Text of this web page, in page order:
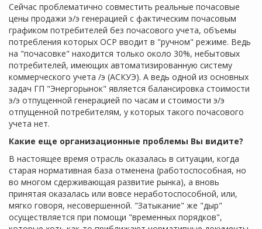
Сейчас проблематично совместить реальные почасовые
цены продажи э/э генерацией с фактическим почасовым
графиком потребителей без почасового учета, объемы
потребления которых ОСР вводит в "ручном" режиме. Ведь
на "почасовке" находится только около 30%, небытовых
потребителей, имеющих автоматизированную систему
коммерческого учета /э (АСКУЭ). А ведь одной из основных
задач ГП "Энергорынок" является балансировка стоимости
э/э отпущенной генерацией по часам и стоимости э/э
отпущенной потребителям, у которых такого почасового
учета нет.
Какие еще организационные проблемы Вы видите?
В настоящее время отрасль оказалась в ситуации, когда
старая нормативная база отменена (работоспособная, но
во многом сдерживающая развитие рынка), а вновь
принятая оказалась или вовсе неработоспособной, или,
мягко говоря, несовершенной. "Затыкание" же "дыр"
осуществляется при помощи "временных порядков",